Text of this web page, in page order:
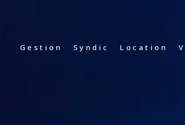
gestion syndic location